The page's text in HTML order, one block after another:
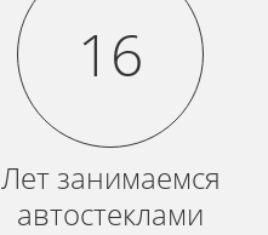
16
Лет занимаемся
автостеклами